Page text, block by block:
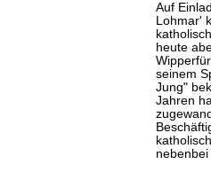
Auf
Lohmar'
heute
seinem
Jung"
Jahren
nebenbei